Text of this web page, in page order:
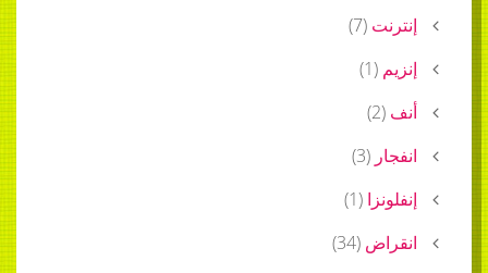
إنترنت (
7
)
إنزيم (
1
)
أنف (
2
)
انفجار (
3
)
إنفلونزا (
1
)
انقراض (
34
)